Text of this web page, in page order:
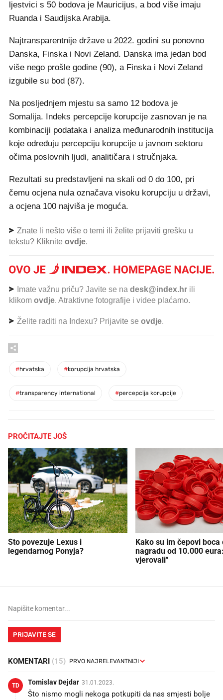
ljestvici s 50 bodova je Mauricijus, a bod više imaju
Ruanda i Saudijska Arabija.
Najtransparentnije države u 2022. godini su ponovno
Danska, Finska i Novi Zeland. Danska ima jedan bod
više nego prošle godine (90), a Finska i Novi Zeland
izgubile su bod (87).
Na posljednjem mjestu sa samo 12 bodova je
Somalija. Indeks percepcije korupcije zasnovan je na
kombinaciji podataka i analiza međunarodnih institucija
koje određuju percepciju korupcije u javnom sektoru
očima poslovnih ljudi, analitičara i stručnjaka.
Rezultati su predstavljeni na skali od 0 do 100, pri
čemu ocjena nula označava visoku korupciju u državi,
a ocjena 100 najviša je moguća.
Znate li nešto više o temi ili želite prijaviti grešku u
tekstu? Kliknite ovdje.
Imate važnu priču? Javite se na desk@index.hr ili
klikom ovdje. Atraktivne fotografije i videe plaćamo.
Želite raditi na Indexu? Prijavite se ovdje.
#hrvatska #korupcija hrvatska
#transparency international #percepcija korupcije
PROČITAJTE JOŠ
Što povezuje Lexus i
legendarnog Ponyja?
Kako su im čepovi boca
nagradu od 10.000
vjerovali"
PRIJAVITE SE
KOMENTARI (15)
TD Tomislav Dejdar 31.01.2023.
Što nismo mogli nekoga potkupiti da nas smjesti bolje